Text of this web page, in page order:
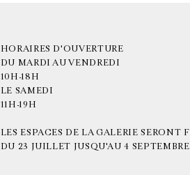
HORAIRES D'OUVERTURE
DU MARDI AU VENDREDI
10H-18H
LE SAMEDI
11H-19H
LES ESPACES DE LA GALERIE SERONT
DU 23 JUILLET JUSQU'AU 4